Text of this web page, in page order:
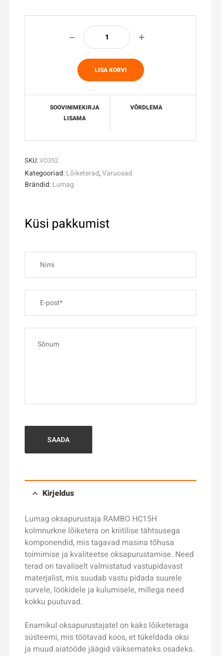
LISA KORVI
SOOVINIMEKIRJA
LISAMA
VÕRDLEMA
SKU:VO352
Kategooriad:Lõiketerad,Varuosad
Brändid:Lumag
Küsi pakkumist
SAADA
Kirjeldus
Lumag oksapurustaja RAMBO HC15H
kolmnurkne lõiketera on kriitilise tähtsusega
komponendid, mis tagavad masina tõhusa
toimimise ja kvaliteetse oksapurustamise. Need
terad on tavaliselt valmistatud vastupidavast
materjalist, mis suudab vastu pidada suurele
survele, löökidele ja kulumisele, millega need
kokku puutuvad.
Enamikul oksapurustajatel on kaks lõiketeraga
süsteemi, mis töötavad koos, et tükeldada oksi
ja muud aiatööde jäägid väiksemateks osadeks.